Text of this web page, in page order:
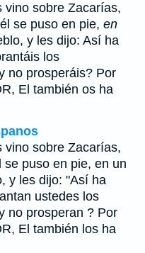
vino sobre Zacarías,
se puso en pie, en
y les dijo: Así ha
los
no prosperáis? Por
El también os ha
vino sobre Zacarías,
puso en pie, en un
y les dijo: "Así ha
ustedes los
no prosperan ? Por
El también los ha